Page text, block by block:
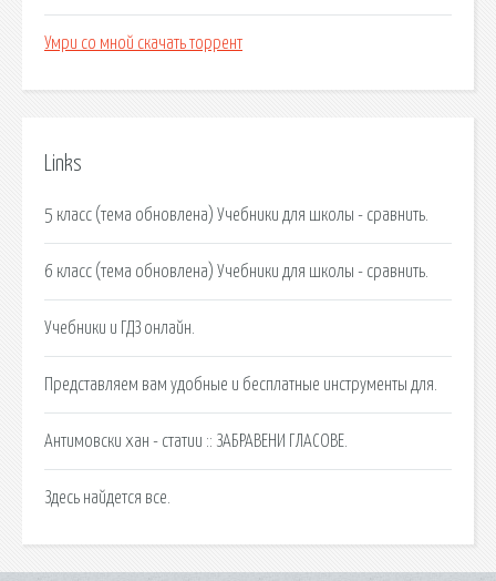
Умри со мной скачать торрент
Links
5 класс (тема обновлена) Учебники для школы - сравнить.
6 класс (тема обновлена) Учебники для школы - сравнить.
Учебники и ГДЗ онлайн.
Представляем вам удобные и бесплатные инструменты для.
Антимовски хан - статии :: ЗАБРАВЕНИ ГЛАСОВЕ.
Здесь найдется все.